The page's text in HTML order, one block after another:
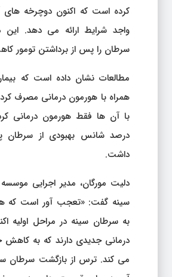
کرده است که اکنون دوچرخه های
واجد شرایط ارائه می دهد. این
سرطان را پس از برداشتن تومور
مطالعات نشان داده است که
همراه با هورمون درمانی مصرف
درصد شانس بهبودی از سرطان
داشت.
دلیت مورگان، مدیر اجرایی
سینه گفت: «تعجب آور است که
به سرطان سینه در مراحل اولیه
درمانی جدیدی دارند که به
می کند. ترس از بازگشت سرطان